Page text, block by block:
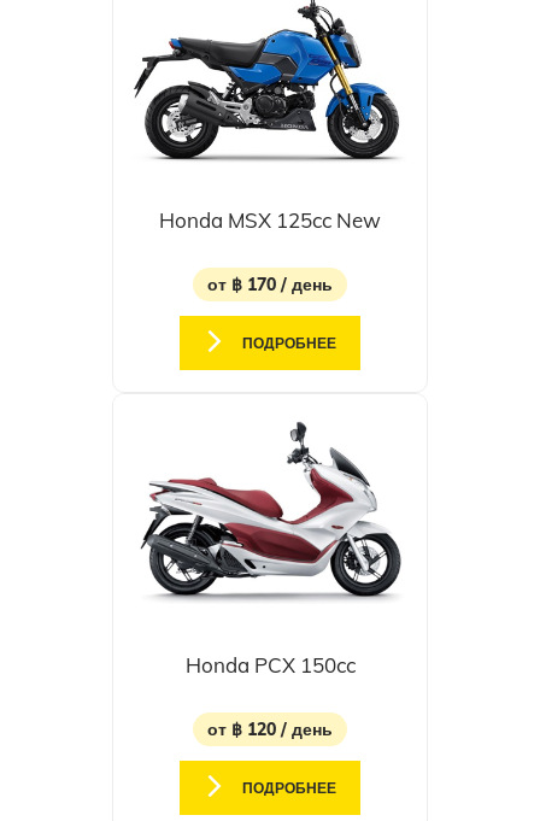
Honda MSX 125cc New
от ฿ 170 / день
ПОДРОБНЕЕ
Honda PCX 150cc
от ฿ 120 / день
ПОДРОБНЕЕ